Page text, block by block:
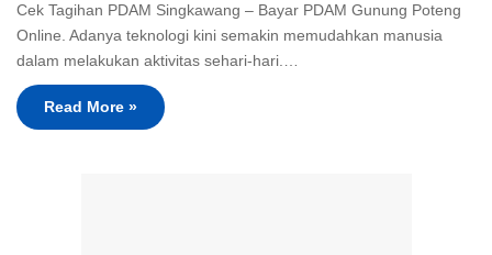
Cek Tagihan PDAM Singkawang – Bayar PDAM Gunung Poteng
Online. Adanya teknologi kini semakin memudahkan manusia
dalam melakukan aktivitas sehari-hari.…
Read More »